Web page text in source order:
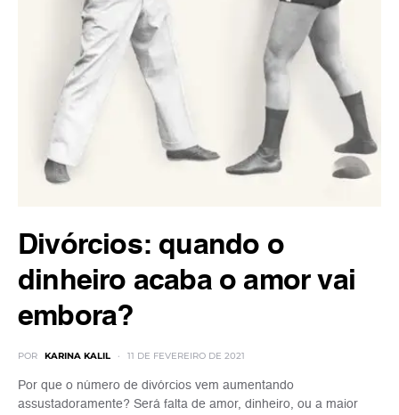
Divórcios: quando o
dinheiro acaba o amor vai
embora?
POR KARINA KALIL 11 DE FEVEREIRO DE 2021
Por que o número de divórcios vem aumentando
assustadoramente? Será falta de amor, dinheiro, ou a maior